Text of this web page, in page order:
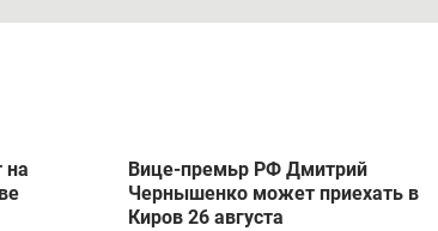
на
Вице-премьр РФ Дмитрий
Чернышенко может приехать в
Киров 26 августа